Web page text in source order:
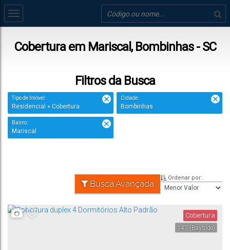
Cobertura em Mariscal, Bombinhas - SC
Filtros da Busca
Tipo de Imóvel:
Residencial » Cobertura
Cidade:
Bombinhas
Bairro:
Mariscal
Busca Avançada
Ordenar por:
147 (Bayside)
Cobertura